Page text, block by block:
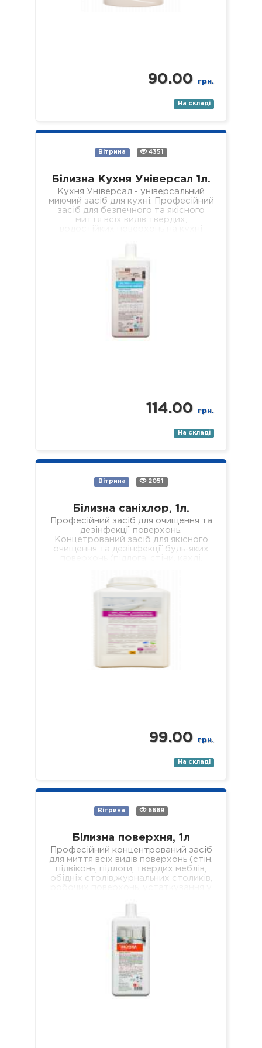
90.00 грн.
На складі
Вітрина 4351
Білизна Кухня Універсал 1л.
Кухня Універсал - універсальний
миючий засіб для кухні. Професійний
засіб для безпечного та якісного
миття всіх видів твердих,
114.00 грн.
На складі
Вітрина 2051
Білизна саніхлор, 1л.
Професійний засіб для очищення та
дезінфекції поверхонь.
Концетрований засіб для якісного
очищення та дезінфекції будь-яких
піддони тощо). Засіб якісно…
99.00 грн.
На складі
Вітрина 6689
Білизна поверхня, 1л
Професійний концентрований засіб
для миття всіх видів поверхонь (стін,
підвіконь, підлоги, твердих меблів,
обідніх столів,журнальних столиків,
профілю). Властивості: -